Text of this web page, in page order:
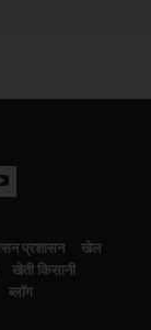
प्रशासन
खेल
खेती किसानी
ब्लॉग